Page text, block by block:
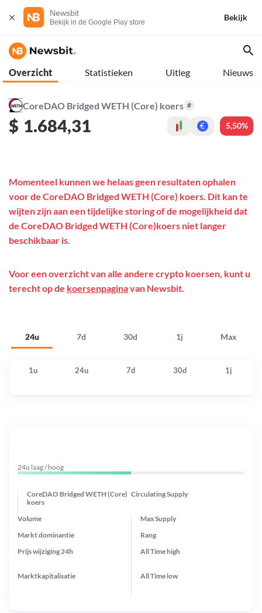
Newsbit
Bekijk in de Google Play store
Bekijk
Overzicht Statistieken Uitleg Nieuws
CoreDAO Bridged WETH (Core) koers #
$ 1.684,31 € 5,50%
24u 7d 30d 1j Max
Momenteel kunnen we helaas geen resultaten ophalen
voor de CoreDAO Bridged WETH (Core) koers. Dit kan te
wijten zijn aan een tijdelijke storing of de mogelijkheid dat
de CoreDAO Bridged WETH (Core)koers niet langer
beschikbaar is.
Voor een overzicht van alle andere crypto koersen, kunt u
terecht op de koersenpaginavan Newsbit.
1u 24u 7d 30d 1j
24u laag / hoog
CoreDAO Bridged WETH (Core)
koers
Circulating Supply
Prijs wijziging 24h
Max Supply
Markt dominantie
Marktkapitalisatie
Volume
Rang
All Timehigh
All Time low